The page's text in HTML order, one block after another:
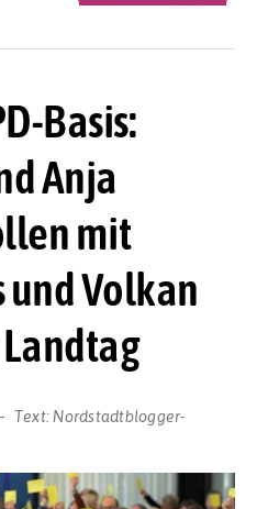
Basis:
Anja
mit
und Volkan
Text: Nordstadtblogger-